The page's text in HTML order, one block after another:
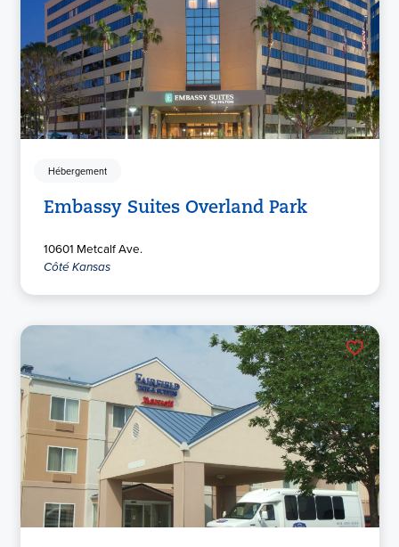
Hébergement
Embassy Suites Overland Park
10601 Metcalf Ave.
Côté Kansas